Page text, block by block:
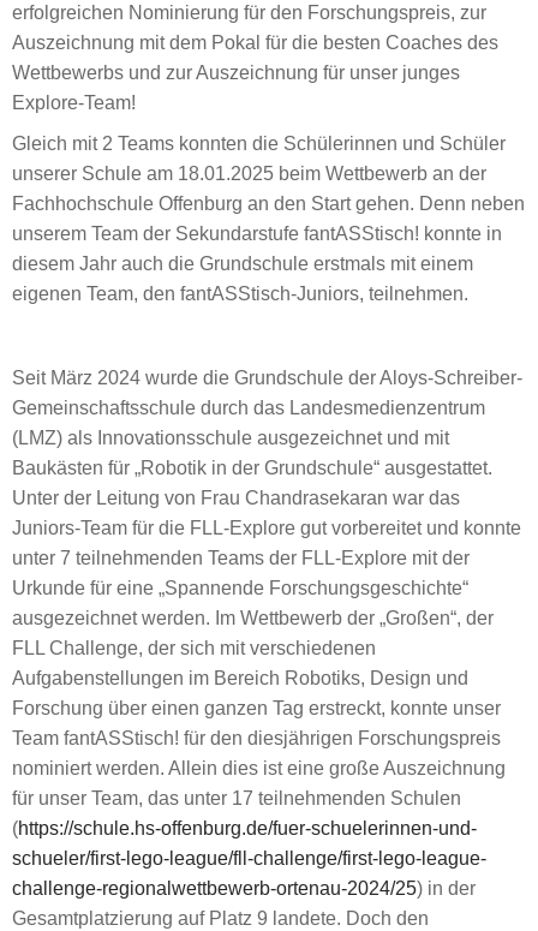
erfolgreichen Nominierung für den Forschungspreis, zur
Auszeichnung mit dem Pokal für die besten Coaches des
Wettbewerbs und zur Auszeichnung für unser junges
Explore-Team!
Gleich mit 2 Teams konnten die Schülerinnen und Schüler
unserer Schule am 18.01.2025 beim Wettbewerb an der
Fachhochschule Offenburg an den Start gehen. Denn neben
unserem Team der Sekundarstufe fantASStisch! konnte in
diesem Jahr auch die Grundschule erstmals mit einem
eigenen Team, den fantASStisch-Juniors, teilnehmen.
Seit März 2024 wurde die Grundschule der Aloys-Schreiber-
Gemeinschaftsschule durch das Landesmedienzentrum
(LMZ) als Innovationsschule ausgezeichnet und mit
Baukästen für „Robotik in der Grundschule“ ausgestattet.
Unter der Leitung von Frau Chandrasekaran war das
Juniors-Team für die FLL-Explore gut vorbereitet und konnte
unter 7 teilnehmenden Teams der FLL-Explore mit der
Urkunde für eine „Spannende Forschungsgeschichte“
ausgezeichnet werden. Im Wettbewerb der „Großen“, der
FLL Challenge, der sich mit verschiedenen
Aufgabenstellungen im Bereich Robotiks, Design und
Forschung über einen ganzen Tag erstreckt, konnte unser
Team fantASStisch! für den diesjährigen Forschungspreis
nominiert werden. Allein dies ist eine große Auszeichnung
für unser Team, das unter 17 teilnehmenden Schulen
(https://schule.hs-offenburg.de/fuer-schuelerinnen-und-
schueler/first-lego-league/fll-challenge/first-lego-league-
challenge-regionalwettbewerb-ortenau-2024/25) in der
Gesamtplatzierung auf Platz 9 landete. Doch den